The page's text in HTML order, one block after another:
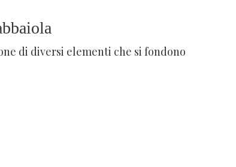
di diversi elementi che si fondono